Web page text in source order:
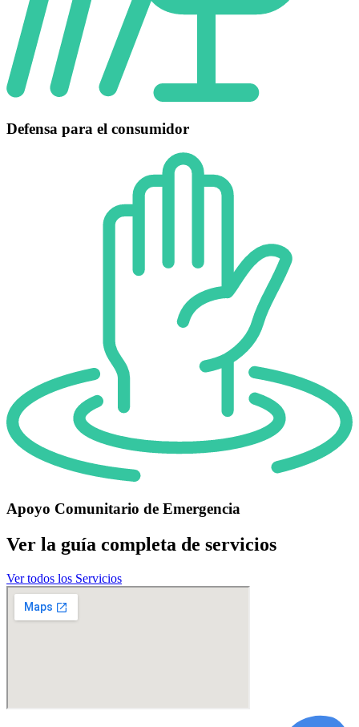
Defensa para el consumidor
Apoyo Comunitario de Emergencia
Ver la guía completa de servicios
Ver todos los Servicios